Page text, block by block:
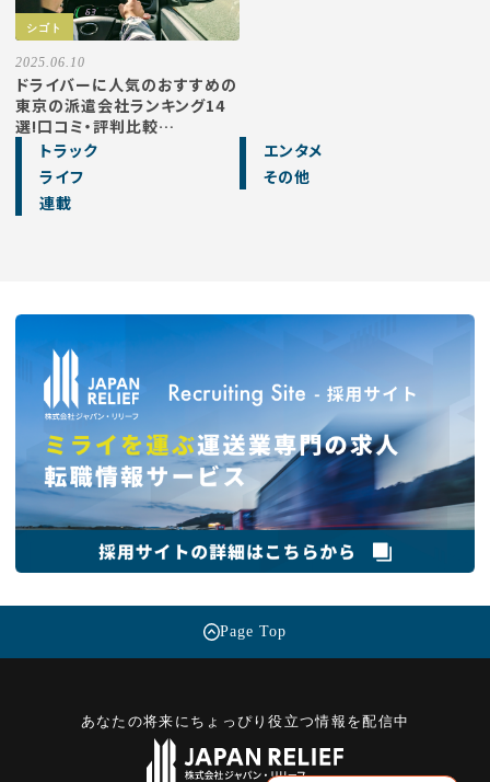
シゴト
2025.06.10
ドライバーに人気のおすすめの
東京の派遣会社ランキング14
選!口コミ・評判比較…
トラック
エンタメ
ライフ
その他
連載
Page Top
あなたの将来にちょっぴり役立つ情報を配信中